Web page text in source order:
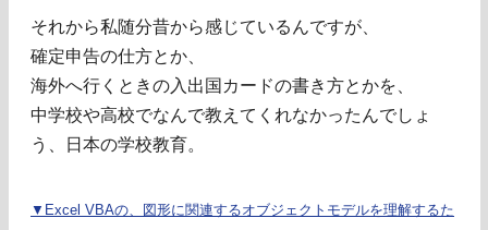
それから私随分昔から感じているんですが、
確定申告の仕方とか、
海外へ行くときの入出国カードの書き方とかを、
中学校や高校でなんで教えてくれなかったんでしょ
う、日本の学校教育。
▼Excel VBAの、図形に関連するオブジェクトモデルを理解するた